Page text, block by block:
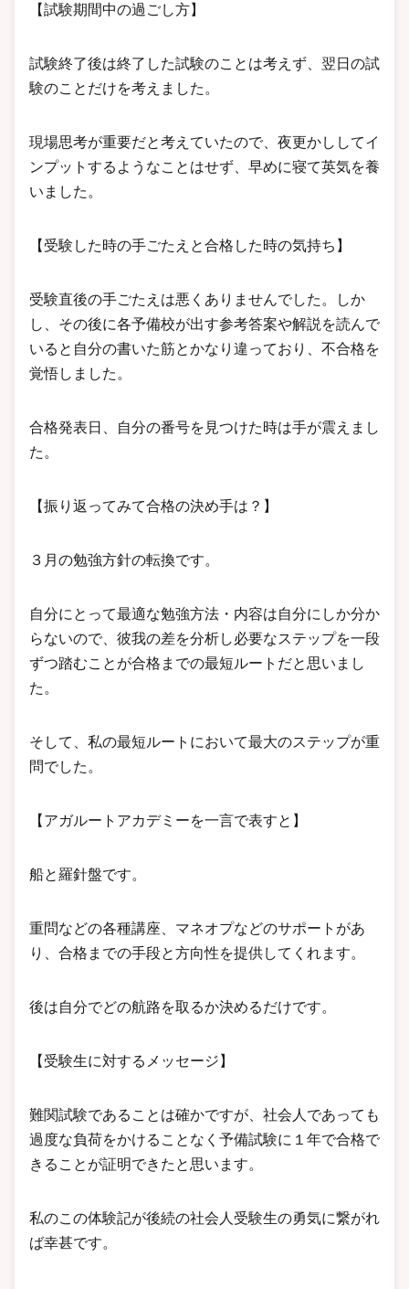
【試験期間中の過ごし方】
試験終了後は終了した試験のことは考えず、翌日の試
験のことだけを考えました。
現場思考が重要だと考えていたので、夜更かししてイ
ンプットするようなことはせず、早めに寝て英気を養
いました。
【受験した時の手ごたえと合格した時の気持ち】
受験直後の手ごたえは悪くありませんでした。しか
し、その後に各予備校が出す参考答案や解説を読んで
いると自分の書いた筋とかなり違っており、不合格を
覚悟しました。
合格発表日、自分の番号を見つけた時は手が震えまし
た。
【振り返ってみて合格の決め手は？】
３月の勉強方針の転換です。
自分にとって最適な勉強方法・内容は自分にしか分か
らないので、彼我の差を分析し必要なステップを一段
ずつ踏むことが合格までの最短ルートだと思いまし
た。
そして、私の最短ルートにおいて最大のステップが重
問でした。
【アガルートアカデミーを一言で表すと】
船と羅針盤です。
重問などの各種講座、マネオプなどのサポートがあ
り、合格までの手段と方向性を提供してくれます。
後は自分でどの航路を取るか決めるだけです。
【受験生に対するメッセージ】
難関試験であることは確かですが、社会人であっても
過度な負荷をかけることなく予備試験に１年で合格で
きることが証明できたと思います。
私のこの体験記が後続の社会人受験生の勇気に繋がれ
ば幸甚です。